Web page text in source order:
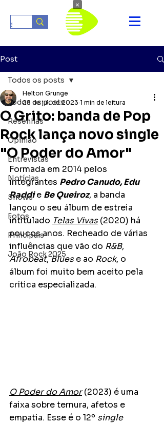
Post
Todos os posts
Resenhas
Opinião
Entrevistas
Notícias
Shows
Fotos
Principais
João Rock 2025
Todos os posts
O Grito: banda de Pop
Rock lança novo single
"O Poder do Amor"
Helton Grunge
28 de jul. de 2023 1 min de leitura
Formada em 2014 pelos
integrantes Pedro Canudo, Edu
Raddi e Be Queiroz, a banda
lançou o seu álbum de estreia
intitulado Telas Vivas (2020) há
poucos anos. Recheado de várias
influências que vão do R&B,
Afrobeat, Blues e ao Rock, o
álbum foi muito bem aceito pela
crítica especializada.
O Poder do Amor (2023) é uma
faixa sobre ternura, afetos e
empatia. Esse é o 12º single
×